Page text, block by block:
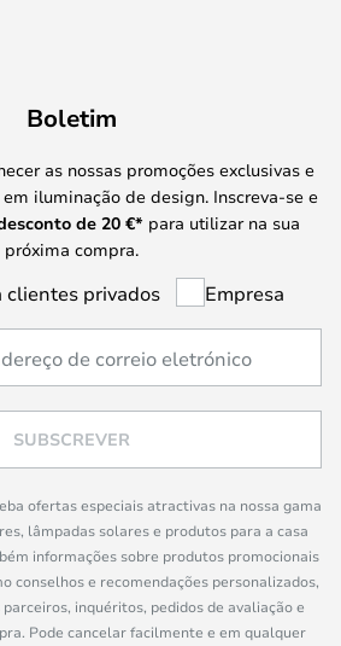
Boletim
as nossas promoções exclusivas e
iluminação de design. Inscreva-se e
de 20 €* para utilizar na sua
próxima compra.
clientes privados Empresa
SUBSCREVER
ofertas especiais atractivas na nossa gama
lâmpadas solares e produtos para a casa
informações sobre produtos promocionais
conselhos e recomendações personalizados,
inquéritos, pedidos de avaliação e
Pode cancelar facilmente e em qualquer